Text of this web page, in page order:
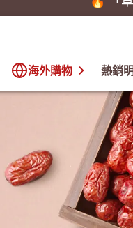
海外購物 熱銷